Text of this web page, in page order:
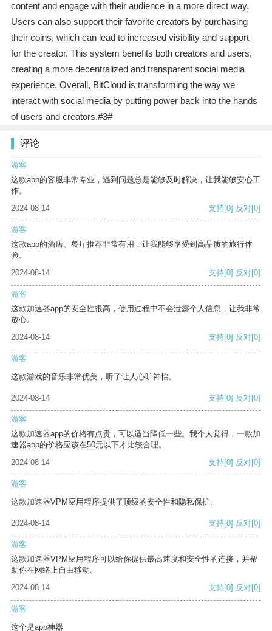
content and engage with their audience in a more direct way.
Users can also support their favorite creators by purchasing
their coins, which can lead to increased visibility and support
for the creator. This system benefits both creators and users,
creating a more decentralized and transparent social media
experience. Overall, BitCloud is transforming the way we
interact with social media by putting power back into the hands
of users and creators.#3#
评论
游客
这款app的客服非常专业，遇到问题总是能够及时解决，让我能够安心工
作。
2024-08-14
支持[0] 反对[0]
游客
这款app的酒店、餐厅推荐非常有用，让我能够享受到高品质的旅行体
验。
2024-08-14
支持[0] 反对[0]
游客
这款加速器app的安全性很高，使用过程中不会泄露个人信息，让我非常
放心。
2024-08-14
支持[0] 反对[0]
游客
这款游戏的音乐非常优美，听了让人心旷神怡。
2024-08-14 支持[0] 反对[0]
游客
这款加速器app的价格有点贵，可以适当降低一些。我个人觉得，一款加
速器app的价格应该在50元以下才比较合理。
2024-08-14
支持[0] 反对[0]
游客
这款加速器VPM应用程序提供了顶级的安全性和隐私保护。
2024-08-14 支持[0] 反对[0]
游客
这款加速器VPM应用程序可以给你提供最高速度和安全性的连接，并帮
助你在网络上自由移动。
2024-08-14
支持[0] 反对[0]
游客
这个是app神器